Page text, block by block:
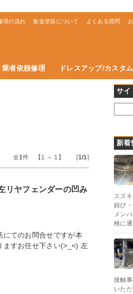
理の流れ 板金塗装について よくある質問
業者依頼修理 ドレスアップ/カスタム
全1件 【1 ～ 1】 [1/1]
リヤフェンダーの凹み
にてのお問合せですが本
ますお任せ下さい(>_<) 左
サイ
新着
スズ
錆び
メン
検に通
接触
いた